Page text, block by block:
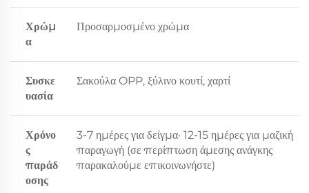
Χρώμ
α
Προσαρμοσμένο χρώμα
Συσκε
υασία
Σακούλα OPP, ξύλινο κουτί, χαρτί
Χρόνο
ς
παράδ
οσης
3-7 ημέρες για δείγμα· 12-15 ημέρες για μαζική
παραγωγή (σε περίπτωση άμεσης ανάγκης
παρακαλούμε επικοινωνήστε)